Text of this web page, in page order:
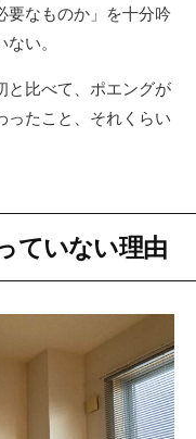
要なものか」を十分吟
い。
と比べて、ポエングが
ったこと、それくらい
ていない理由